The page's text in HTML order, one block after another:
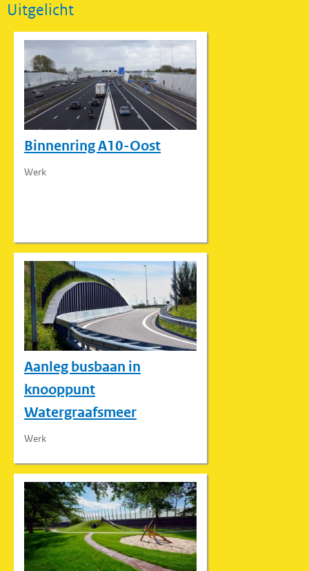
Uitgelicht
Binnenring A10-Oost
Werk
Aanleg busbaan in
knooppunt
Watergraafsmeer
Werk